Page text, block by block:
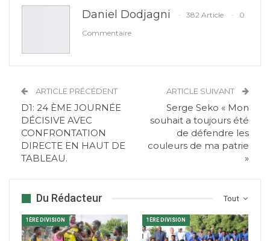
Daniel Dodjagni 382 Article
0
Commentaire
ARTICLE PRÉCÉDENT
D1: 24 ÈME JOURNÉE
DÉCISIVE AVEC
CONFRONTATION
DIRECTE EN HAUT DE
TABLEAU.
ARTICLE SUIVANT
Serge Seko « Mon
souhait a toujours été
de défendre les
couleurs de ma patrie
»
Tout
Du Rédacteur
1ÈRE DIVISION 1ÈRE DIVISION